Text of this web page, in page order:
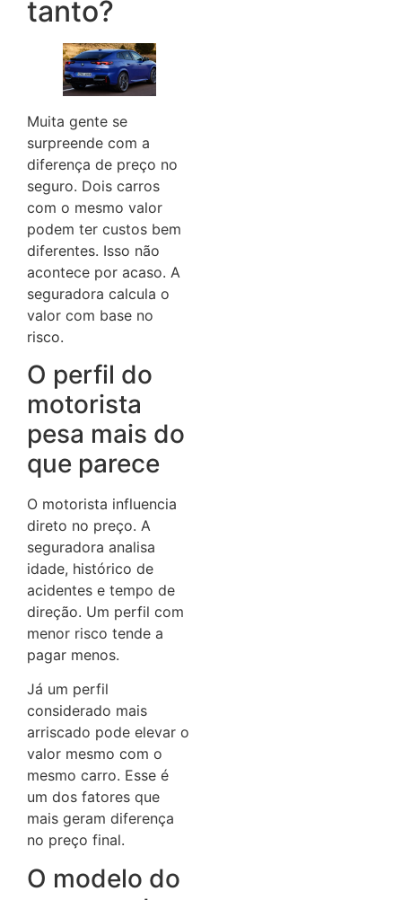
tanto?
Muita gente se
surpreende com a
diferença de preço no
seguro. Dois carros
com o mesmo valor
podem ter custos bem
diferentes. Isso não
acontece por acaso. A
seguradora calcula o
valor com base no
risco.
O perfil do
motorista
pesa mais do
que parece
O motorista influencia
direto no preço. A
seguradora analisa
idade, histórico de
acidentes e tempo de
direção. Um perfil com
menor risco tende a
pagar menos.
Já um perfil
considerado mais
arriscado pode elevar o
valor mesmo com o
mesmo carro. Esse é
um dos fatores que
mais geram diferença
no preço final.
O modelo do